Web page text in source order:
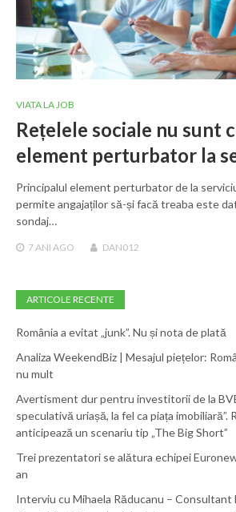
VIATA LA JOB
Rețelele sociale nu sunt
element perturbator la
Principalul element perturbator de la
permite angajaților să-și facă treaba este
sondaj…
7 ANI AGO DAN012
ARTICOLE RECENTE
România a evitat „junk”. Nu și nota de plată
Analiza WeekendBiz | Mesajul piețelor:
nu mult
Avertisment dur pentru investitorii de la
speculativă uriașă, la fel ca piața imobiliară”.
anticipează un scenariu tip „The Big Short”
Trei prezentatori se alătura echipei
an
Interviu cu Mihaela Răducanu – Consultant